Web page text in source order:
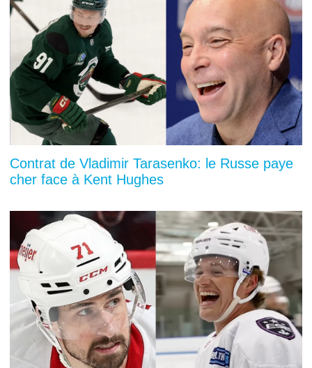
Contrat de Vladimir Tarasenko: le Russe paye
cher face à Kent Hughes